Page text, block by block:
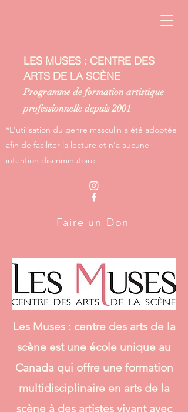
LES MUSES : CENTRE DES
ARTS DE LA SCÈNE
Programme de formation artistique
professionnelle depuis 2001
*L'utilisation du genre masculin a été adoptée
afin de faciliter la lecture et n'a aucune
intention discriminatoire.
Faire un Don
Les Muses : centre des arts de la
scène est une école unique au
Canada qui offre une formation
multidisciplinaire en arts de la
scène à des artistes vivant avec